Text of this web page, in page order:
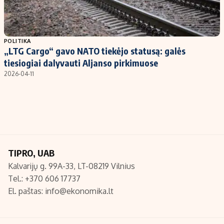
Populiarios temos
Investavimas
Akcijų rinka
Saulės elektrinės
Titulinis
Nedarbo išmokos skaičiuoklė
Indėliai
Indėlių skaičiuoklė
Redakcija
Apie mus
Redakcijos politika
Privatumo politika
POLITIKA
„LTG Cargo“ gavo NATO tiekėjo statusą: galės
tiesiogiai dalyvauti Aljanso pirkimuose
2026-04-11
TIPRO, UAB
Kalvarijų g. 99A-33, LT-08219 Vilnius
Tel.: +370 606 17737
El. paštas: info@ekonomika.lt